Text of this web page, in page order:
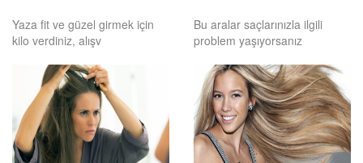
Yaza fit ve güzel girmek için
kilo verdiniz, alışv
Bu aralar saçlarınızla ilgili
problem yaşıyorsanız